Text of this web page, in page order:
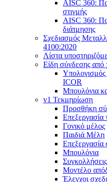
AISC 360:
στιγμής
AISC 360:
διάτμησης
Σχεδιασμός
4100:2020
Λίστα
Είδη σύνδεσης από
ICOR
Μπουλόνια
v1 Τεκμηρίωση
Προσθήκη
Επεξεργασία
Γονικό μέλος
Παιδιά Μέλη
Επεξεργασία
Μπουλόνια
Συγκολλήσεις
Μοντέλο
Έλεγχοι